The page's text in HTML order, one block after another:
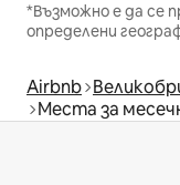
*Възможно е да се
определени
Airbnb
Места за